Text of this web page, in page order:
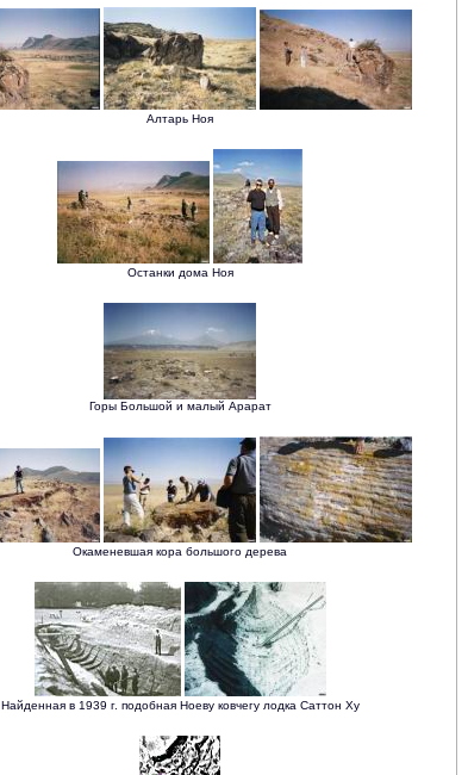
Алтарь Ноя
Останки дома Ноя
Горы Большой и малый Арарат
Окаменевшая кора большого дерева
Найденная в 1939 г. подобная Ноеву ковчегу лодка Саттон Ху